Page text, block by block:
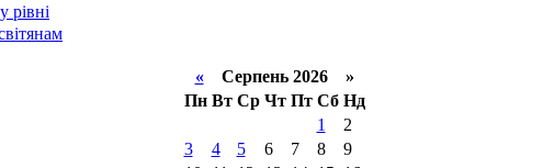
рівні
«Серпень 2026 »
Пн Вт Ср Чт Пт Сб Нд
1
2
3
4 5 6 7 8
9